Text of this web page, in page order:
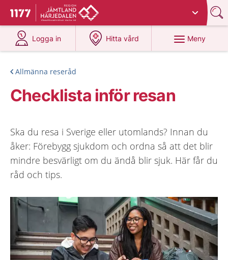
Till startsidan för 1177
Du har valt region
Logga in
på 1177.se
Hitta vård
på 1177.se
Meny
Allmänna reseråd
Checklista inför resan
Ska du resa i Sverige eller utomlands? Innan du
åker: Förebygg sjukdom och ordna så att det blir
mindre besvärligt om du ändå blir sjuk. Här får du
råd och tips.